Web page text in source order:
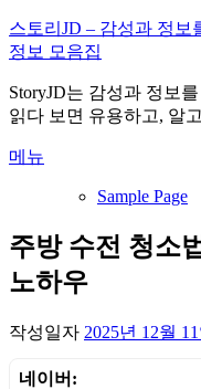
내
용
로
바
가
스토리JD – 감성과 정
정보 모음집
StoryJD는 감성과 정보
읽다 보면 유용하고, 알
메뉴
Sample Page
주방 수전 청소
노하우
작성일자 2025년 12월
네이버: